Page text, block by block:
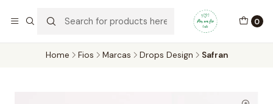
0
No concelho de Oeiras a entrega pode ser feita em mãos.
Home Fios Marcas Drops Design Safran